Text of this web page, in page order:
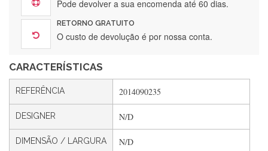
Pode devolver a sua encomenda até 60 dias.
RETORNO GRATUITO
O custo de devolução é por nossa conta.
CARACTERÍSTICAS
REFERÊNCIA 2014090235
DESIGNER N/D
DIMENSÃO / LARGURA N/D
Encomenda direitinha. Rapidez e segurança. Volto a
encomendar.
Silvia André
Gostei ,Serviço bastante rápido. recomendo